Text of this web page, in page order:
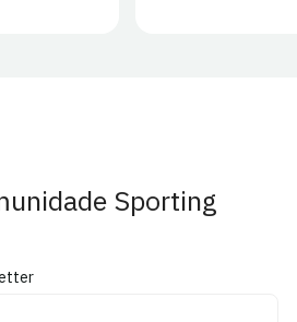
Sporting